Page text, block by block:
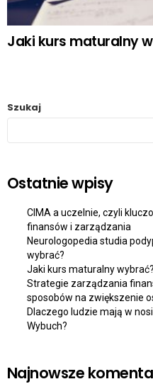
Jaki kurs maturalny
Szukaj
Ostatnie wpisy
CIMA a uczelnie, czyli
finansów i zarządzania
Neurologopedia studia
wybrać?
Jaki kurs maturalny wybrać?
Strategie zarządzania
sposobów na zwiększenie
Dlaczego ludzie mają w
Wybuch?
Najnowsze